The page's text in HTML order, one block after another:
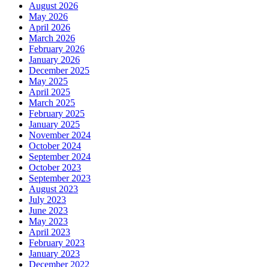
August 2026
May 2026
April 2026
March 2026
February 2026
January 2026
December 2025
May 2025
April 2025
March 2025
February 2025
January 2025
November 2024
October 2024
September 2024
October 2023
September 2023
August 2023
July 2023
June 2023
May 2023
April 2023
February 2023
January 2023
December 2022